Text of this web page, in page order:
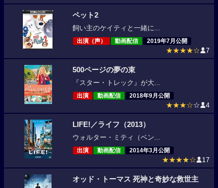
ペット2
飼い主のケイティと一緒に...
出演（声） 動画配信 2019年7月公開
★★★★☆ 7
500ページの夢の束
『スター・トレック』が大...
出演 動画配信 2018年9月公開
★★★☆☆ 4
LIFE!／ライフ（2013）
ウォルター・ミティ（ベン...
出演 動画配信 2014年3月公開
★★★★☆ 17
オッド・トーマス 死神と奇妙な救世主